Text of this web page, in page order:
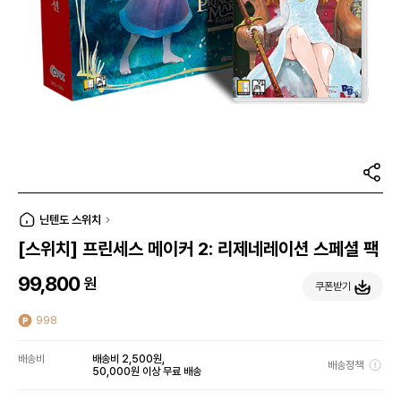
닌텐도 스위치
[스위치] 프린세스 메이커 2: 리제네레이션 스페셜 팩
99,800원 쿠폰받기
998
배송비
배송비 2,500원,
50,000원 이상 무료 배송
배송정책